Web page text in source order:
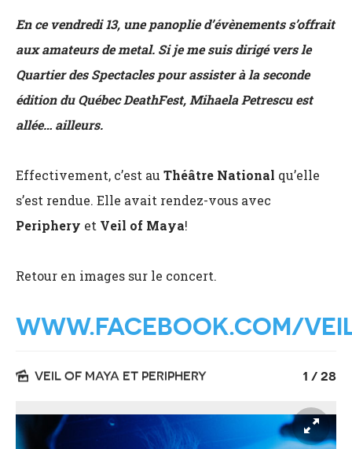
En ce vendredi 13, une panoplie d’évènements s’offrait
aux amateurs de metal. Si je me suis dirigé vers le
Quartier des Spectacles pour assister à la seconde
édition du Québec DeathFest, Mihaela Petrescu est
allée… ailleurs.
Effectivement, c’est au Théâtre National qu’elle
s’est rendue. Elle avait rendez-vous avec
Periphery et Veil of Maya!
Retour en images sur le concert.
WWW.FACEBOOK.COM/
VEIL OF MAYA ET PERIPHERY 1 28